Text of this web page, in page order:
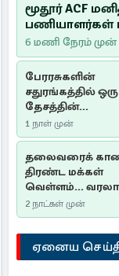
மூதூர் ACF
பணியாளர்கள்
20
மறுக்கப்பட்ட
பேரவலம்
6 மணி நேரம் முன்
பேரரசுகளின்
சதுரங்கத்தில் ஒரு
தேசத்தின்
தீர்க்கதரிசனம் :
சுதுமலை
ஒரு வரலாற்றுப்
1 நாள் முன்
தலைவரைக்
திரண்ட மக்கள்
வெள்ளம்...
சிறப்புமிக்க
பிரகடனம்…
2 நாட்கள் முன்
ஏனைய